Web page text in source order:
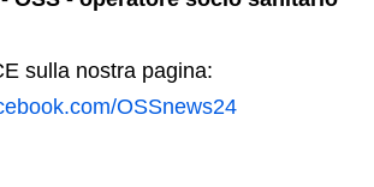
sulla nostra pagina:
OSSnews24